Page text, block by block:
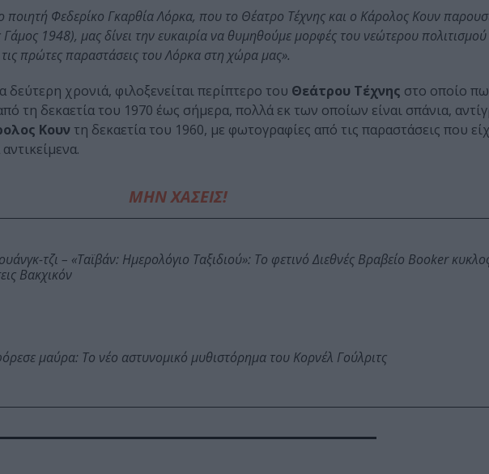
ποιητή Φεδερίκο Γκαρθία Λόρκα, που το Θέατρο Τέχνης και ο Κάρολος Κουν
1948), μας δίνει την ευκαιρία να θυμηθούμε μορφές του νεώτερου
πρώτες παραστάσεις του Λόρκα στη χώρα μας».
δεύτερη χρονιά, φιλοξενείται περίπτερο του Θεάτρου Τέχνης στο οποίο
τη δεκαετία του 1970 έως σήμερα, πολλά εκ των οποίων είναι σπάνια,
Κουν τη δεκαετία του 1960, με φωτογραφίες από τις παραστάσεις που
ΜΗΝ ΧΑΣΕΙΣ!
τζι – «Ταϊβάν: Ημερολόγιο Ταξιδιού»: Το φετινό Διεθνές Βραβείο Booker
Βακχικόν
μαύρα: Το νέο αστυνομικό μυθιστόρημα του Κορνέλ Γούλριτς